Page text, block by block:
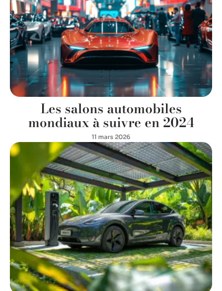
Les salons automobiles
mondiaux à suivre en 2024
11 mars 2026